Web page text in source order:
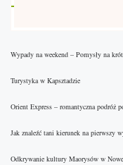
Wypady na weekend – Pomysły na
Turystyka w Kapsztadzie
Orient Express – romantyczna podróż
Jak znaleźć tani kierunek na pierwszy
Odkrywanie kultury Maorysów w